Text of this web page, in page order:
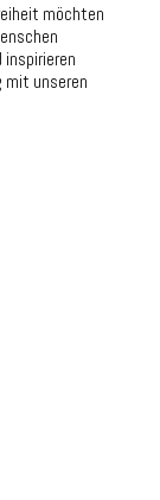
möchten
inspirieren
mit unseren